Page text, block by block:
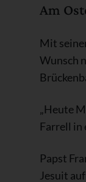
Am
Mit
Wunsch
„Heute
Farrell in
Papst
Jesuit